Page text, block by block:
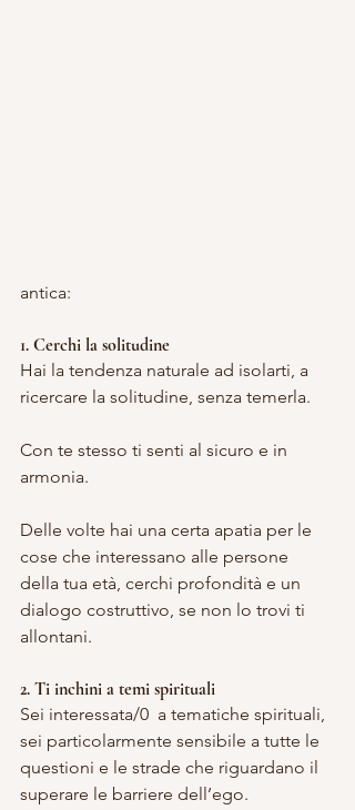
antica:
1. Cerchi la solitudine
Hai la tendenza naturale ad isolarti, a
ricercare la solitudine, senza temerla.
Con te stesso ti senti al sicuro e in
armonia.
Delle volte hai una certa apatia per le
cose che interessano alle persone
della tua età, cerchi profondità e un
dialogo costruttivo, se non lo trovi ti
allontani.
2. Ti inchini a temi spirituali
Sei interessata/0  a tematiche spirituali,
sei particolarmente sensibile a tutte le
questioni e le strade che riguardano il
superare le barriere dell’ego.